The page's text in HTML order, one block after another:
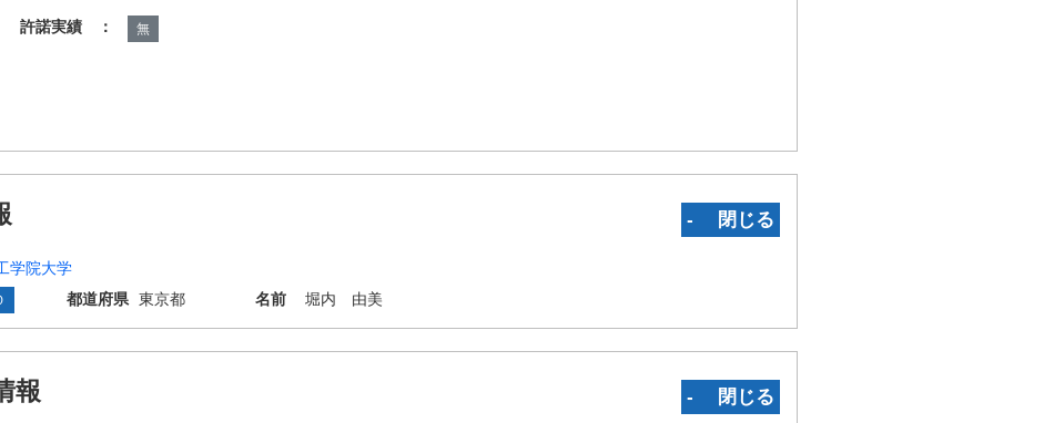
許諾実績 ： 無
‐ 閉じる
学院大学
都道府県 東京都 名前 堀内 由美
報 ‐ 閉じる